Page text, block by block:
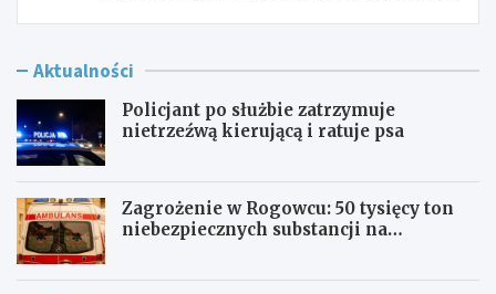
Aktualności
Policjant po służbie zatrzymuje
nietrzeźwą kierującą i ratuje psa
Zagrożenie w Rogowcu: 50 tysięcy ton
niebezpiecznych substancji na